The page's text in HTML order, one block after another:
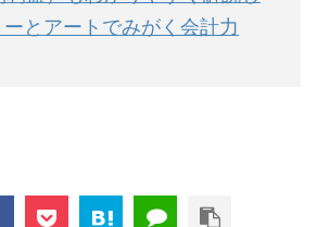
とアートでみがく会計力